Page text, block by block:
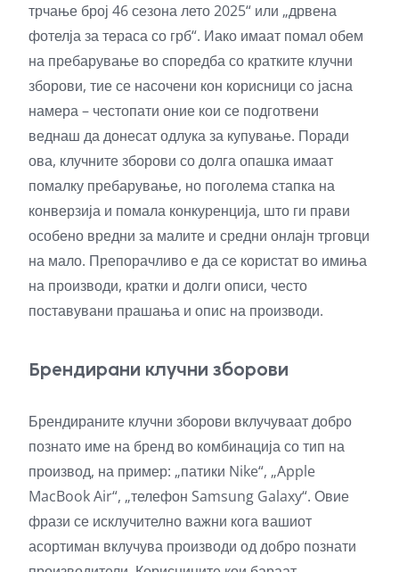
трчање број 46 сезона лето 2025“ или „дрвена
фотелја за тераса со грб“. Иако имаат помал обем
на пребарување во споредба со кратките клучни
зборови, тие се насочени кон корисници со јасна
намера – честопати оние кои се подготвени
веднаш да донесат одлука за купување. Поради
ова, клучните зборови со долга опашка имаат
помалку пребарување, но поголема стапка на
конверзија и помала конкуренција, што ги прави
особено вредни за малите и средни онлајн трговци
на мало. Препорачливо е да се користат во имиња
на производи, кратки и долги описи, често
поставувани прашања и опис на производи.
Брендирани клучни зборови
Брендираните клучни зборови вклучуваат добро
познато име на бренд во комбинација со тип на
производ, на пример: „патики Nike“, „Apple
MacBook Air“, „телефон Samsung Galaxy“. Овие
фрази се исклучително важни кога вашиот
асортиман вклучува производи од добро познати